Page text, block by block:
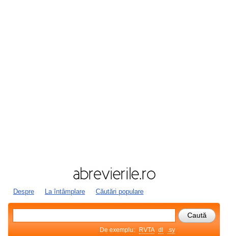
Despre La întâmplare Căutări populare
De exemplu: RVTA dl .sy